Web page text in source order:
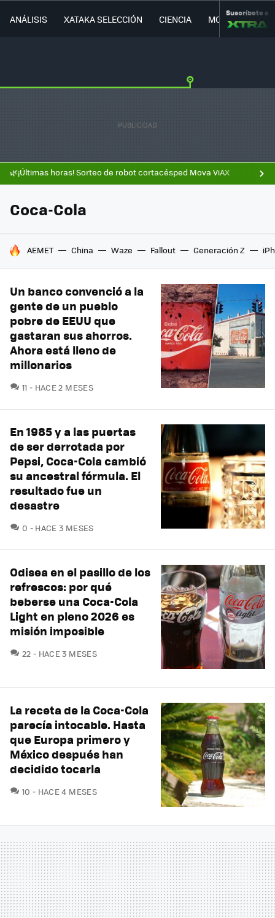
ANÁLISIS XATAKA SELECCIÓN CIENCIA MOVILIDAD
Suscríbete a
🌿¡Últimas horas! Sorteo de robot cortacésped Mova ViAX
Coca-Cola
HOY SE HABLA DE
AEMET China Waze Fallout Generación Z
Un banco convenció a la
gente de un pueblo
pobre de EEUU que
gastaran sus ahorros.
Ahora está lleno de
millonarios
11 COMENTARIOS
HACE 2 MESES
En 1985 y a las puertas
de ser derrotada por
Pepsi, Coca-Cola cambió
su ancestral fórmula. El
resultado fue un
desastre
0 COMENTARIOS
HACE 3 MESES
Odisea en el pasillo de los
refrescos: por qué
beberse una Coca-Cola
Light en pleno 2026 es
misión imposible
22 COMENTARIOS
HACE 3 MESES
La receta de la Coca-Cola
parecía intocable. Hasta
que Europa primero y
México después han
decidido tocarla
10 COMENTARIOS
HACE 4 MESES